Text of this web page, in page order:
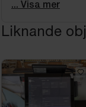
... Visa mer
Liknande